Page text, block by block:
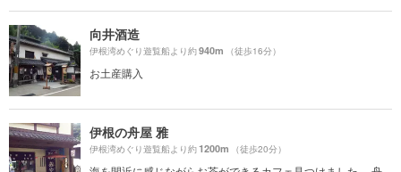
向井酒造
伊根湾めぐり遊覧船より約940m （徒歩16分）
お土産購入
伊根の舟屋 雅
伊根湾めぐり遊覧船より約1200m （徒歩20分）